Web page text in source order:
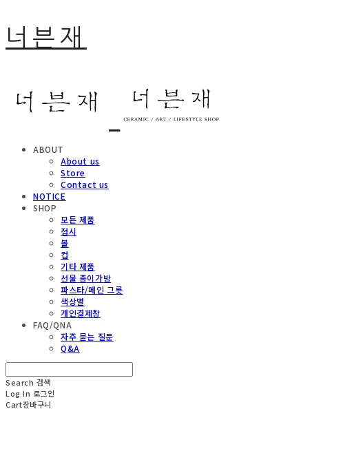
너븐재
ABOUT
About us
Store
Contact us
NOTICE
SHOP
모든 제품
접시
볼
컵
기타 제품
선물 종이가방
파스타/메인 그릇
색상별
개인결제창
FAQ/QNA
자주 묻는 질문
Q&A
Search 검색
Log In 로그인
Cart장바구니